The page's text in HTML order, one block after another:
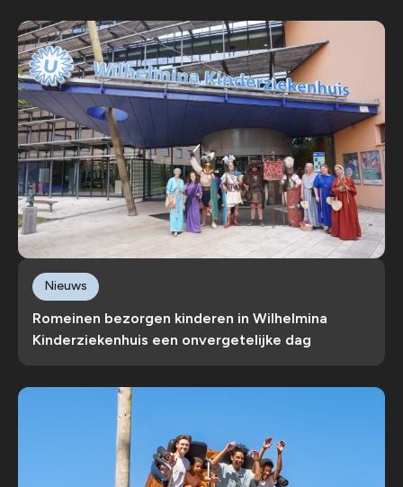
Romeinen bezorgen kinderen in Wilhelmina
Kinderziekenhuis een onvergetelijke dag
Nieuws